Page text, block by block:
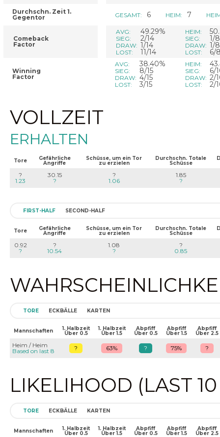
Durchschn. Zeit 1.
Gegentor
Comeback
Factor
Winning
Factor
GESAMT: 6 HEIM: 7
AVG: 49.29%
SIEG: 2/14
DRAW: 1/14
LOST: 11/14
HEIM:
SIEG: 1/8
DRAW: 1/8
LOST: 6/
AVG: 38.40%
SIEG: 8/15
DRAW: 4/15
LOST: 3/15
HEIM:
SIEG: 6/
DRAW: 2/
LOST: 2/
VOLLZEIT
ERHALTEN
Tore Gefährliche
Angriffe
Schüsse, um ein Tor
zu erzielen
Durchschn. Totale
Schüsse
?
1.23
30.15
?
?
1.06
1.85
?
FIRST-HALF SECOND-HALF
Tore Gefährliche
Angriffe
Schüsse, um ein Tor
zu erzielen
Durchschn. Totale
Schüsse
0.92
?
?
10.54
1.08
?
?
0.85
TORE ECKBÄLLE KARTEN
Mannschaften 1. Halbzeit
Über 0.5
1. Halbzeit
Über 1.5
Abpfiff
Über 0.5
Abpfiff
Über 1.5
Abpfiff
Über 2.5
Heim / Heim
Based on last 8
? 63% ? 75% ?
LIKELIHOOD (LAST
TORE ECKBÄLLE KARTEN
Mannschaften 1. Halbzeit
Über 0.5
1. Halbzeit
Über 1.5
Abpfiff
Über 0.5
Abpfiff
Über 1.5
Abpfiff
Über 2.5